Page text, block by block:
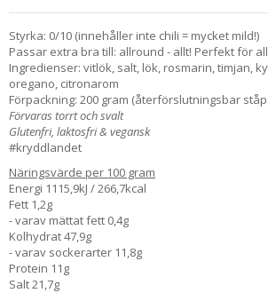
Styrka: 0/10 (innehåller inte chili = mycket mild!)
Passar extra bra till: allround - allt! Perfekt för
Ingredienser: vitlök, salt, lök, rosmarin, timjan,
oregano, citronarom
Förpackning: 200 gram (återförslutningsbar
Förvaras torrt och svalt
Glutenfri, laktosfri & vegansk
#kryddlandet
Näringsvärde per 100 gram
Energi 1115,9kJ / 266,7kcal
Fett 1,2g
- varav mättat fett 0,4g
Kolhydrat 47,9g
- varav sockerarter 11,8g
Protein 11g
Salt 21,7g